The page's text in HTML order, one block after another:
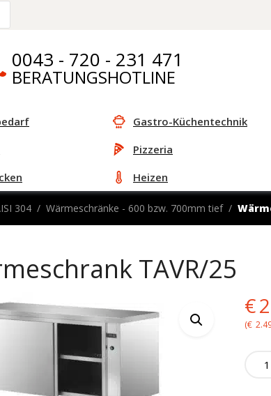
0043 - 720 - 231 471
BERATUNGSHOTLINE
Gastro-Küchentechnik
Pizzeria
Heizen
304 Wärmeschränke - 600 bzw. 700mm tief
TAVR/25
€
(€